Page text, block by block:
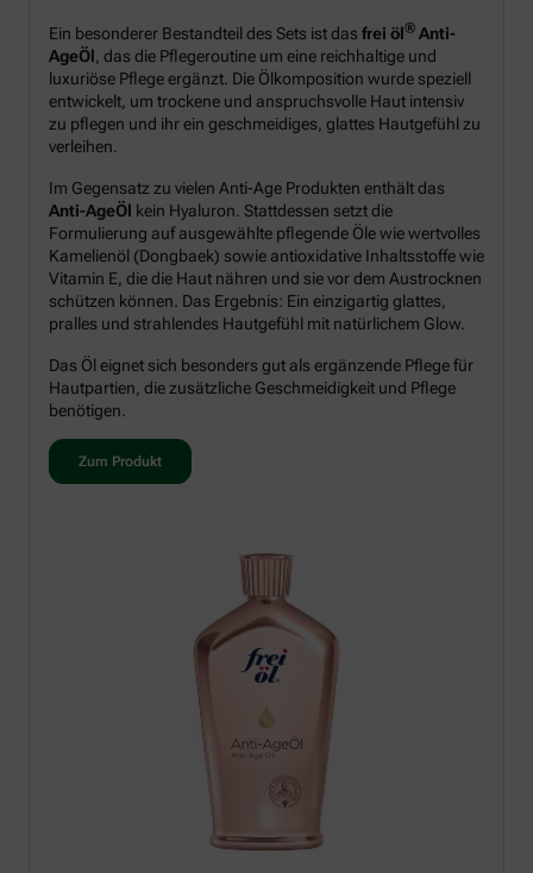
Ein besonderer Bestandteil des Sets ist das frei öl® Anti-
AgeÖl, das die Pflegeroutine um eine reichhaltige und
luxuriöse Pflege ergänzt. Die Ölkomposition wurde speziell
entwickelt, um trockene und anspruchsvolle Haut intensiv
zu pflegen und ihr ein geschmeidiges, glattes Hautgefühl zu
verleihen.
Im Gegensatz zu vielen Anti-Age Produkten enthält das
Anti-AgeÖl kein Hyaluron. Stattdessen setzt die
Formulierung auf ausgewählte pflegende Öle wie wertvolles
Kamelienöl (Dongbaek) sowie antioxidative Inhaltsstoffe wie
Vitamin E, die die Haut nähren und sie vor dem Austrocknen
schützen können. Das Ergebnis: Ein einzigartig glattes,
pralles und strahlendes Hautgefühl mit natürlichem Glow.
Das Öl eignet sich besonders gut als ergänzende Pflege für
Hautpartien, die zusätzliche Geschmeidigkeit und Pflege
benötigen.
Zum Produkt